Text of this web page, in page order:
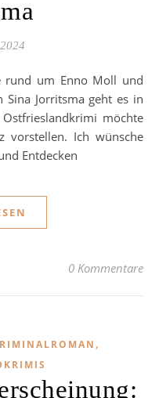
Sina Jorritsma geht es in
möchte
vorstellen. Ich wünsche
Entdecken
0 Kommentare
,